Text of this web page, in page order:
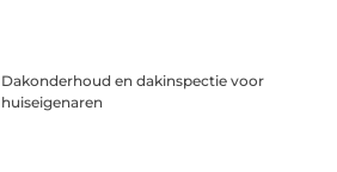
Dakonderhoud en dakinspectie voor
huiseigenaren